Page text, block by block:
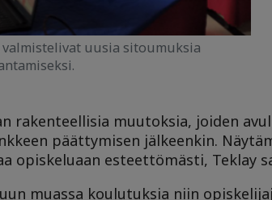
uusia sitoumuksia
rakenteellisia muutoksia, joiden
päättymisen jälkeenkin.
opiskeluaan esteettömästi, Teklay
muassa koulutuksia niin